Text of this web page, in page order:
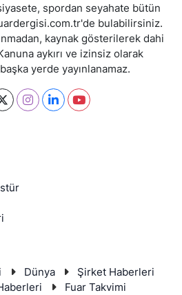
spordan seyahate bütün
bulabilirsiniz.
kaynak gösterilerek dahi
aykırı ve izinsiz olarak
yerde yayınlanamaz.
Dünya
Şirket Haberleri
Fuar Takvimi